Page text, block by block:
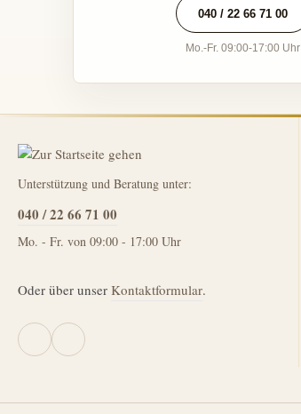
040 / 22 66 71 00
Mo.-Fr. 09:00-17:00 Uhr
Unterstützung und Beratung unter:
040 / 22 66 71 00
Mo. - Fr. von 09:00 - 17:00 Uhr
Oder über unser Kontaktformular.